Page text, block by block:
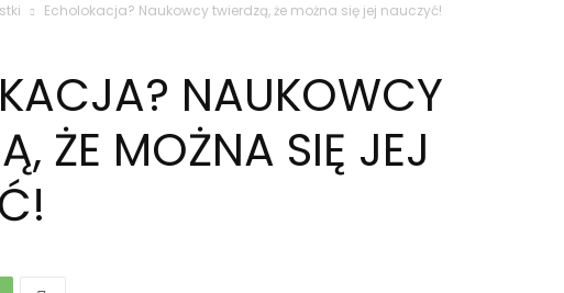
Echolokacja? Naukowcy twierdzą, że można się jej nauczyć!
NAUKOWCY
ŻE MOŻNA SIĘ JEJ